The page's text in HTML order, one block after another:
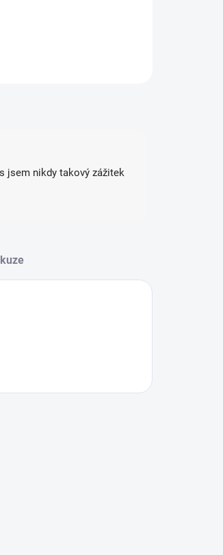
jsem nikdy takový zážitek